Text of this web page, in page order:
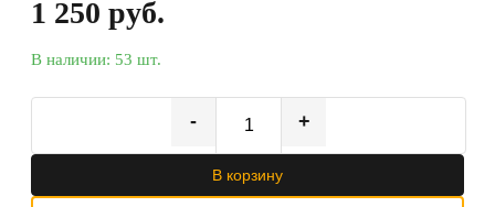
1 250 руб.
В наличии: 53 шт.
- +
В корзину